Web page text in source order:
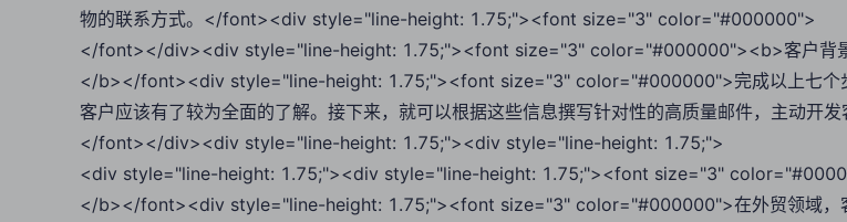
物的联系方式。</font><div style="line-height: 1.75;"><font size="3" color="#000000">
</font></div><div style="line-height: 1.75;"><font size="3" color="#000000"><b>客户背
</b></font><div style="line-height: 1.75;"><font size="3" color="#000000">完成以上七个
客户应该有了较为全面的了解。接下来，就可以根据这些信息撰写针对性的高质量邮件，主动开发
</font></div><div style="line-height: 1.75;"><div style="line-height: 1.75;">
<div style="line-height: 1.75;"><div style="line-height: 1.75;"><font size="3"
</b></font><div style="line-height: 1.75;"><font size="3" color="#000000">在外贸领域，